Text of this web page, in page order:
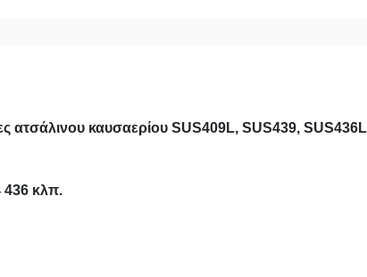
ατσάλινου καυσαερίου SUS409L, SUS439,
436 κλπ.